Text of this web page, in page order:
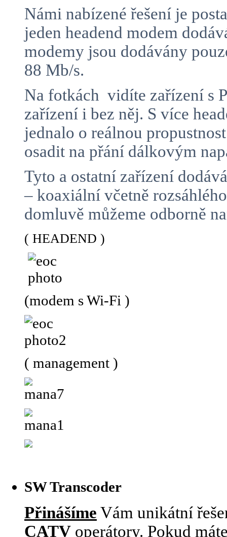
Námi nabízené řešení je
jeden headend modem
modemy jsou dodávány
88 Mb/s.
Na fotkách vidíte zařízení s
zařízení i bez něj. S více
jednalo o reálnou
osadit na přání dálkovým
Tyto a ostatní zařízení
– koaxiální včetně
domluvě můžeme odborně
( HEADEND )
(modem s Wi-Fi )
( management )
SW Transcoder
Přinášíme Vám unikátní
CATV operátory. Pokud